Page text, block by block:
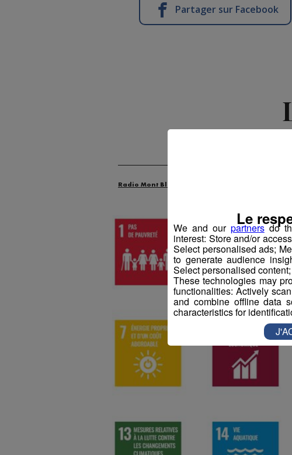
Partager sur Facebook
Radio Mont Blanc
We and our partnersdo
interest: Store and/or
Select personalised ads;
to generate audience
Select personalised
These technologies may
functionalities: Actively
and combine offline data
characteristics for
Le